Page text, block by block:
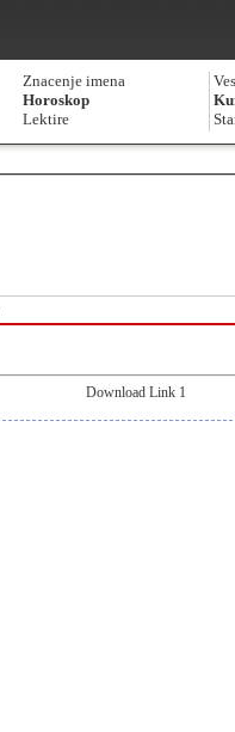
Znacenje imena
Horoskop
Lektire
Download Link 1